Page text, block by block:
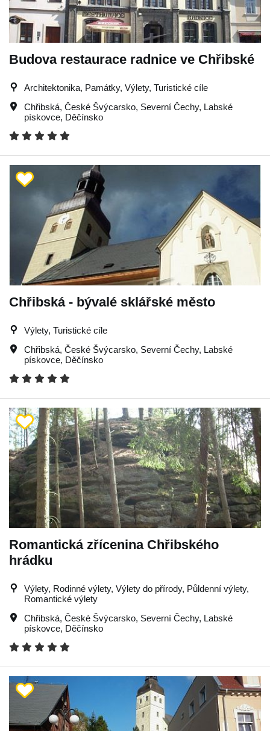
Budova restaurace radnice ve Chřibské
Architektonika, Památky, Výlety, Turistické cíle
Chřibská, České Švýcarsko, Severní Čechy, Labské
pískovce, Děčínsko
Chřibská - bývalé sklářské město
Výlety, Turistické cíle
Chřibská, České Švýcarsko, Severní Čechy, Labské
pískovce, Děčínsko
Romantická zřícenina Chřibského
hrádku
Výlety, Rodinné výlety, Výlety do přírody, Půldenní výlety,
Romantické výlety
Chřibská, České Švýcarsko, Severní Čechy, Labské
pískovce, Děčínsko